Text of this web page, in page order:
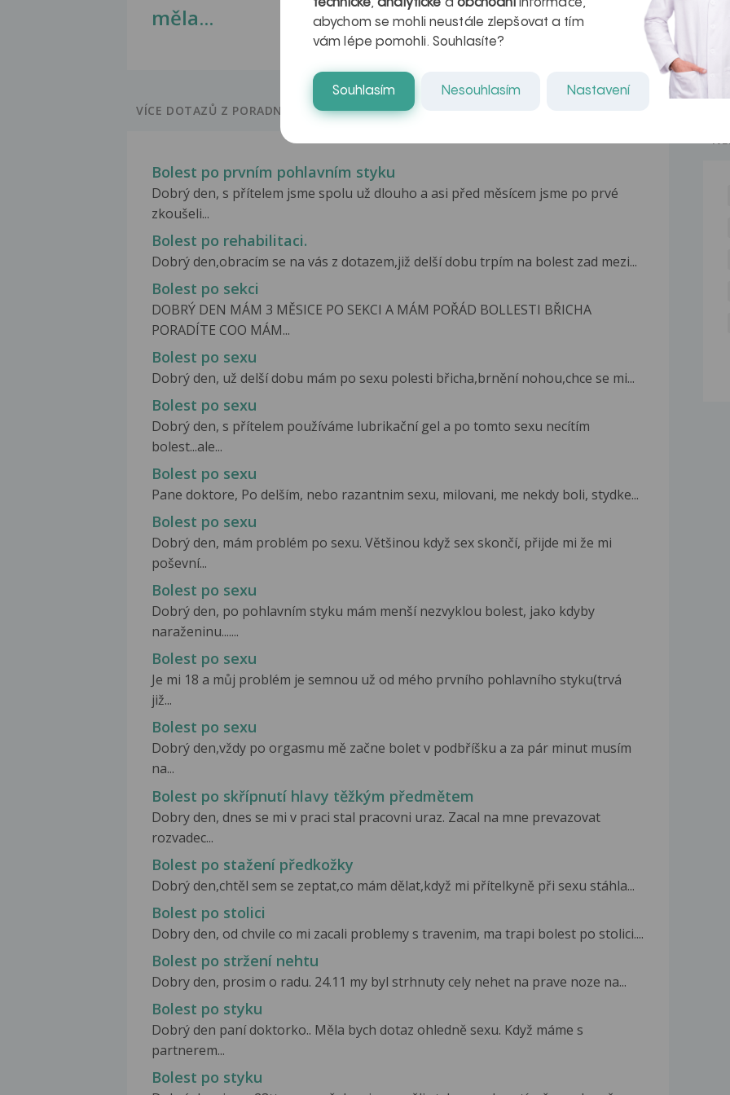
měla...
kteří ji...
VÍCE DOTAZŮ Z PORADNY
Bolest po prvním pohlavním styku
Dobrý den, s přítelem jsme spolu už dlouho a asi před měsícem jsme po prvé
zkoušeli...
Bolest po rehabilitaci.
Dobrý den,obracím se na vás z dotazem,již delší dobu trpím na bolest zad mezi...
Bolest po sekci
DOBRÝ DEN MÁM 3 MĚSICE PO SEKCI A MÁM POŘÁD BOLLESTI BŘICHA
PORADÍTE COO MÁM...
Bolest po sexu
Dobrý den, už delší dobu mám po sexu polesti břicha,brnění nohou,chce se mi...
Bolest po sexu
Dobrý den, s přítelem používáme lubrikační gel a po tomto sexu necítím
bolest...ale...
Bolest po sexu
Pane doktore, Po delším, nebo razantnim sexu, milovani, me nekdy boli, stydke...
Bolest po sexu
Dobrý den, mám problém po sexu. Většinou když sex skončí, přijde mi že mi
poševní...
Bolest po sexu
Dobrý den, po pohlavním styku mám menší nezvyklou bolest, jako kdyby
naraženinu.......
Bolest po sexu
Je mi 18 a můj problém je semnou už od mého prvního pohlavního styku(trvá
již...
Bolest po sexu
Dobrý den,vždy po orgasmu mě začne bolet v podbříšku a za pár minut musím
na...
Bolest po skřípnutí hlavy těžkým předmětem
Dobry den, dnes se mi v praci stal pracovni uraz. Zacal na mne prevazovat
rozvadec...
Bolest po stažení předkožky
Dobrý den,chtěl sem se zeptat,co mám dělat,když mi přítelkyně při sexu stáhla...
Bolest po stolici
Dobry den, od chvile co mi zacali problemy s travenim, ma trapi bolest po stolici....
Bolest po stržení nehtu
Dobry den, prosim o radu. 24.11 my byl strhnuty cely nehet na prave noze na...
Bolest po styku
Dobrý den paní doktorko.. Měla bych dotaz ohledně sexu. Když máme s
partnerem...
Bolest po styku
technické,analytické a obchodníinformace,
abychom se mohli neustále zlepšovat a tím
vám lépe pomohli. Souhlasíte?
Souhlasím Nesouhlasím Nastavení